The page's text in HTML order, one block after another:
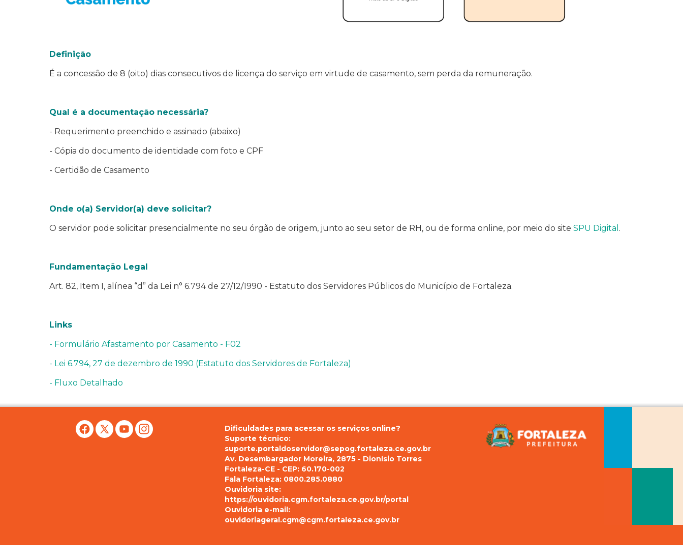
Definição
É a concessão de 8 (oito) dias consecutivos de licença do serviço em virtude de casamento, sem perda da remuneração.
Qual é a documentação necessária?
- Requerimento preenchido e assinado (abaixo)
- Cópia do documento de identidade com foto e CPF
- Certidão de Casamento
Onde o(a) Servidor(a) deve solicitar?
O servidor pode solicitar presencialmente no seu órgão de origem, junto ao seu setor de RH, ou de forma online, por meio do site SPU Digital .
Fundamentação Legal
Art. 82, Item I, alínea “d” da Lei n° 6.794 de 27/12/1990 - Estatuto dos Servidores Públicos do Município de Fortaleza.
Links
- Formulário Afastamento por Casamento - F02
- Lei 6.794, 27 de dezembro de 1990 (Estatuto dos Servidores de Fortaleza)
- Fluxo Detalhado
Dificuldades para acessar os serviços online?
Suporte técnico:
suporte.portaldoservidor@sepog.fortaleza.ce.gov.br
Av. Desembargador Moreira, 2875 - Dionísio Torres
Fortaleza-CE - CEP: 60.170-002
Fala Fortaleza: 0800.285.0880
Ouvidoria site:
https://ouvidoria.cgm.fortaleza.ce.gov.br/portal
Ouvidoria e-mail:
ouvidoriageral.cgm@cgm.fortaleza.ce.gov.br